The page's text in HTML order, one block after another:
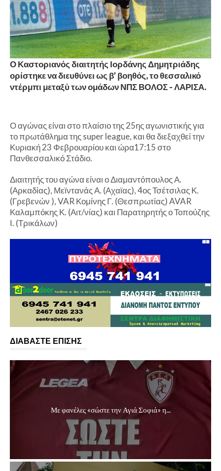
Ο Καστοριανός διαιτητής Ιορδάνης Δημητριάδης
ορίστηκε να διευθύνει ως β’ βοηθός, το θεσσαλικό
ντέρμπι μεταξύ των ομάδων ΝΠΣ ΒΟΛΟΣ - ΛΑΡΙΣΑ.
Ο αγώνας είναι στο πλαίσιο της 25ης αγωνιστικής για
το πρωτάθλημα της super league, και θα διεξαχθεί την
Κυριακή 23 Φεβρουαρίου και ώρα17:15 στο
Πανθεσσαλικό Στάδιο.
Διαιτητής του αγώνα είναι ο Διαμαντόπουλος Α.
(Αρκαδίας), Μεϊντανάς Α. (Αχαϊας), 4ος Τσέτσιλας Κ.
(Γρεβενών ), VAR Κομίνης Γ. (Θεσπρωτίας) AVAR
Καλαμπόκης Κ. (Αιτ/νίας) και Παρατηρητής ο Τοπούζης
Ι. (Τρικάλων)
ΔΙΑΒΑΣΤΕ ΕΠΙΣΗΣ
Με φανέλες «σώστε την Αγιά Σοφιά» η...